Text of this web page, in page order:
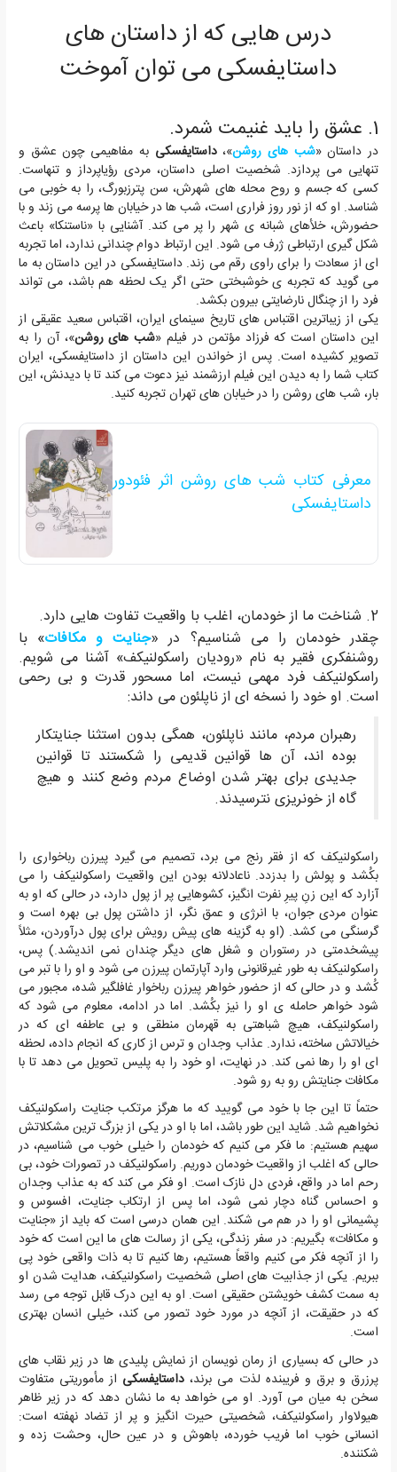
درس هایی که از داستان های
داستایفسکی می توان آموخت
1. عشق را باید غنیمت شمرد.
در داستان «شب های روشن»،داستایفسکی به مفاهیمی چون عشق و
تنهایی می پردازد. شخصیت اصلی داستان، مردی رؤیاپرداز و تنهاست.
کسی که جسم و روح محله های شهرش، سن پترزبورگ، را به خوبی می
شناسد. او که از نور روز فراری است، شب ها در خیابان ها پرسه می زند و با
حضورش، خلأهای شبانه ی شهر را پر می کند. آشنایی با «ناستنکا» باعث
شکل گیری ارتباطی ژرف می شود. این ارتباط دوام چندانی ندارد، اما تجربه
ای از سعادت را برای راوی رقم می زند. داستایفسکی در این داستان به ما
می گوید که تجربه ی خوشبختی حتی اگر یک لحظه هم باشد، می تواند
فرد را از چنگال نارضایتی بیرون بکشد.
یکی از زیباترین اقتباس های تاریخ سینمای ایران، اقتباس سعید عقیقی از
این داستان است که فرزاد مؤتمن در فیلم «شب های روشن»، آن را به
تصویر کشیده است. پس از خواندن این داستان از داستایفسکی، ایران
کتاب شما را به دیدن این فیلم ارزشمند نیز دعوت می کند تا با دیدنش، این
بار، شب های روشن را در خیابان های تهران تجربه کنید.
معرفی کتاب شب های روشن اثر فئودور
داستایفسکی
2. شناخت ما از خودمان، اغلب با واقعیت تفاوت هایی دارد.
چقدر خودمان را می شناسیم؟ در «جنایت و مکافات» با
روشنفکری فقیر به نام «رودیان راسکولنیکف» آشنا می شویم.
راسکولنیکف فرد مهمی نیست، اما مسحور قدرت و بی رحمی
است. او خود را نسخه ای از ناپلئون می داند:
رهبران مردم، مانند ناپلئون، همگی بدون استثنا جنایتکار
بوده اند، آن ها قوانین قدیمی را شکستند تا قوانین
جدیدی برای بهتر شدن اوضاع مردم وضع کنند و هیچ
گاه از خونریزی نترسیدند.
راسکولنیکف که از فقر رنج می برد، تصمیم می گیرد پیرزن رباخواری را
بکُشد و پولش را بدزدد. ناعادلانه بودن این واقعیت راسکولنیکف را می
آزارد که این زنِ پیرِ نفرت انگیز، کشوهایی پر از پول دارد، در حالی که او به
عنوان مردی جوان، با انرژی و عمق نگر، از داشتن پول بی بهره است و
گرسنگی می کشد. (او به گزینه های پیش رویش برای پول درآوردن، مثلاً
پیشخدمتی در رستوران و شغل های دیگر چندان نمی اندیشد.) پس،
راسکولنیکف به طور غیرقانونی وارد آپارتمان پیرزن می شود و او را با تبر می
کُشد و در حالی که از حضور خواهر پیرزن رباخوار غافلگیر شده، مجبور می
شود خواهر حامله ی او را نیز بکُشد. اما در ادامه، معلوم می شود که
راسکولنیکف، هیچ شباهتی به قهرمان منطقی و بی عاطفه ای که در
خیالاتش ساخته، ندارد. عذاب وجدان و ترس از کاری که انجام داده، لحظه
ای او را رها نمی کند. در نهایت، او خود را به پلیس تحویل می دهد تا با
مکافات جنایتش رو به رو شود.
حتماً تا این جا با خود می گویید که ما هرگز مرتکب جنایت راسکولنیکف
نخواهیم شد. شاید این طور باشد، اما با او در یکی از بزرگ ترین مشکلاتش
سهیم هستیم: ما فکر می کنیم که خودمان را خیلی خوب می شناسیم، در
حالی که اغلب از واقعیت خودمان دوریم. راسکولنیکف در تصورات خود، بی
رحم اما در واقع، فردی دل نازک است. او فکر می کند که به عذاب وجدان
و احساس گناه دچار نمی شود، اما پس از ارتکاب جنایت، افسوس و
پشیمانی او را در هم می شکند. این همان درسی است که باید از «جنایت
و مکافات» بگیریم: در سفر زندگی، یکی از رسالت های ما این است که خود
را از آنچه فکر می کنیم واقعاً هستیم، رها کنیم تا به ذات واقعی خود پی
ببریم. یکی از جذابیت های اصلی شخصیت راسکولنیکف، هدایت شدن او
به سمت کشف خویشتن حقیقی است. او به این درک قابل توجه می رسد
که در حقیقت، از آنچه در مورد خود تصور می کند، خیلی انسان بهتری
است.
در حالی که بسیاری از رمان نویسان از نمایش پلیدی ها در زیر نقاب های
پرزرق و برق و فریبنده لذت می برند، داستایفسکی از مأموریتی متفاوت
سخن به میان می آورد. او می خواهد به ما نشان دهد که در زیر ظاهر
هیولاوار راسکولنیکف، شخصیتی حیرت انگیز و پر از تضاد نهفته است:
انسانی خوب اما فریب خورده، باهوش و در عین حال، وحشت زده و
شکننده.